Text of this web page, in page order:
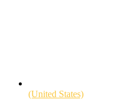
(United States)